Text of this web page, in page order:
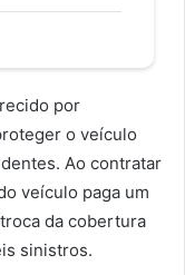
por
o veículo
Ao contratar
veículo paga um
da cobertura
sinistros.